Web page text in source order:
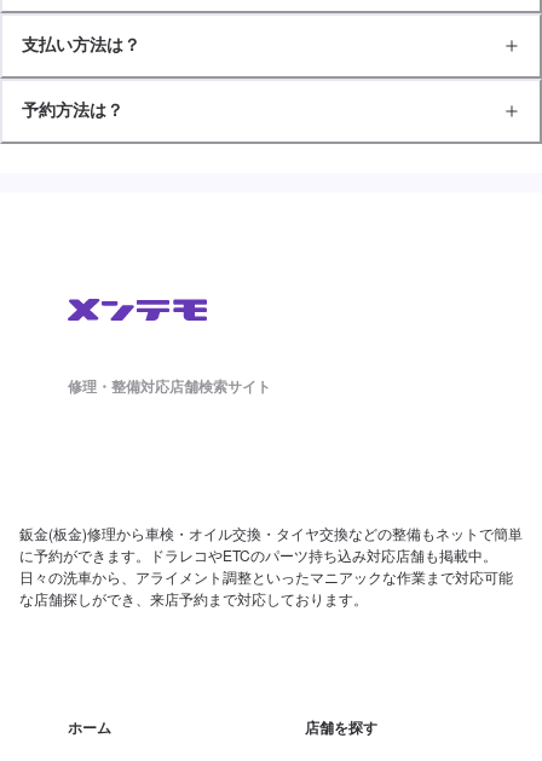
支払い方法は？
予約方法は？
修理・整備対応店舗検索サイト
鈑金(板金)修理から車検・オイル交換・タイヤ交換などの整備もネットで簡単
に予約ができます。ドラレコやETCのパーツ持ち込み対応店舗も掲載中。
日々の洗車から、アライメント調整といったマニアックな作業まで対応可能
な店舗探しができ、来店予約まで対応しております。
ホーム 店舗を探す